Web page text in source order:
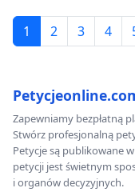
1 2 3 4
Zapewniamy bezpłatną
Stwórz profesjonalną
Petycje są publikowane
petycji jest świetnym
i organów decyzyjnych.